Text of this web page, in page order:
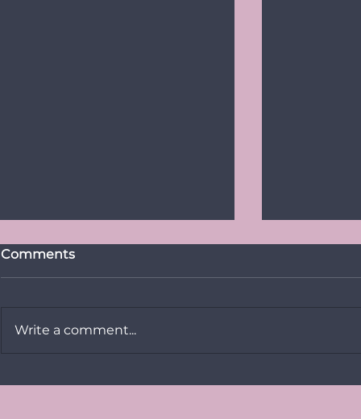
Comments
Write a comment...